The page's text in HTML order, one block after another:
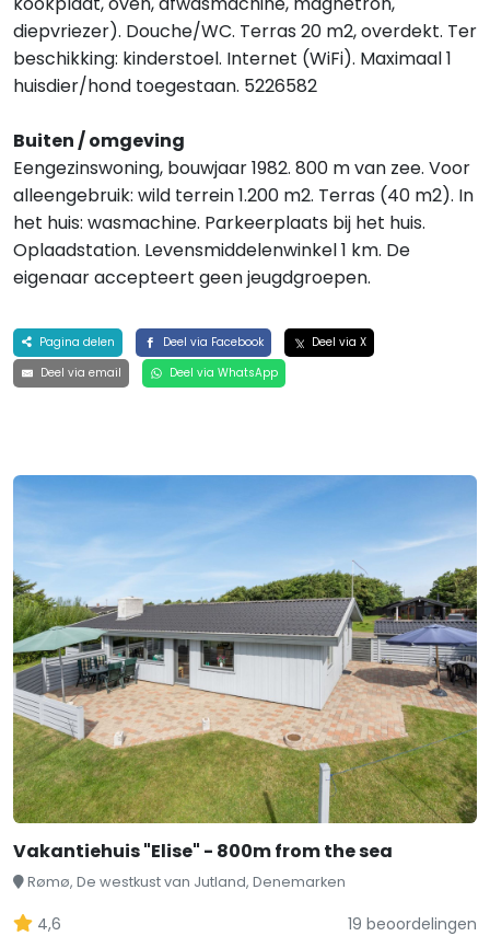
diepvriezer). Douche/WC. Terras 20 m2, overdekt. Ter
beschikking: kinderstoel. Internet (WiFi). Maximaal 1
huisdier/hond toegestaan. 5226582
Buiten / omgeving
Eengezinswoning, bouwjaar 1982. 800 m van zee. Voor
alleengebruik: wild terrein 1.200 m2. Terras (40 m2). In
het huis: wasmachine. Parkeerplaats bij het huis.
Oplaadstation. Levensmiddelenwinkel 1 km. De
eigenaar accepteert geen jeugdgroepen.
Pagina delen Deel via Facebook
Deel via X
Deel via email
Deel via WhatsApp
Vakantiehuis "Elise" - 800m from the sea
Rømø, De westkust van Jutland, Denemarken
4,6 19 beoordelingen